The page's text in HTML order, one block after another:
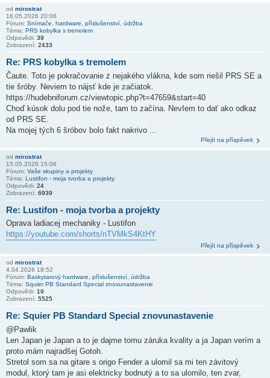
od mirostrat
16.05.2026 20:06
Fórum: Snímače, hardware, příslušenství, údržba
Téma: PRS kobylka s tremolem
Odpovědi: 39
Zobrazení: 2433
Re: PRS kobylka s tremolem
Čaute. Toto je pokračovanie z nejakého vlákna, kde som riešil PRS SE a
tie šróby. Neviem to nájsť kde je začiatok.
https://hudebniforum.cz/viewtopic.php?t=47659&start=40
Choď kúsok dolu pod tie nože, tam to začína. NevIem to dať ako odkaz
od PRS SE.
Na mojej tých 6 šróbov bolo fakt nakrivo ...
Přejít na příspěvek
od mirostrat
15.05.2026 15:06
Fórum: Vaše skupiny a projekty
Téma: Lustifon - moja tvorba a projekty
Odpovědi: 24
Zobrazení: 6939
Re: Lustifon - moja tvorba a projekty
Oprava ladiacej mechaniky - Lustifon
https://youtube.com/shorts/nTVMkS4KtHY
Přejít na příspěvek
od mirostrat
4.04.2026 18:52
Fórum: Baskytarový hardware, příslušenství, údržba
Téma: Squier PB Standard Special znovunastavenie
Odpovědi: 19
Zobrazení: 5525
Re: Squier PB Standard Special znovunastavenie
@Pawlik
Len Japan je Japan a to je dajme tomu záruka kvality a ja Japan verím a
proto mám najradšej Gotoh.
Stretol som sa na gitare s origo Fender a ulomil sa mi ten závitový
modul, ktorý tam je asi elektricky bodnutý a to sa ulomilo, ten zvar,